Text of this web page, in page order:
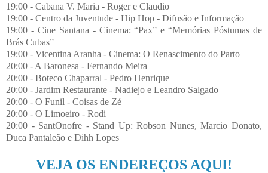
19:00 - Cabana V. Maria - Roger e Claudio
19:00 - Centro da Juventude - Hip Hop - Difusão e Informação
19:00 - Cine Santana - Cinema: “Pax” e “Memórias Póstumas de
Brás Cubas”
19:00 - Vicentina Aranha - Cinema: O Renascimento do Parto
20:00 - A Baronesa - Fernando Meira
20:00 - Boteco Chaparral - Pedro Henrique
20:00 - Jardim Restaurante - Nadiejo e Leandro Salgado
20:00 - O Funil - Coisas de Zé
20:00 - O Limoeiro - Rodi
20:00 - SantOnofre - Stand Up: Robson Nunes, Marcio Donato,
Duca Pantaleão e Dihh Lopes
VEJA OS ENDEREÇOS AQUI!